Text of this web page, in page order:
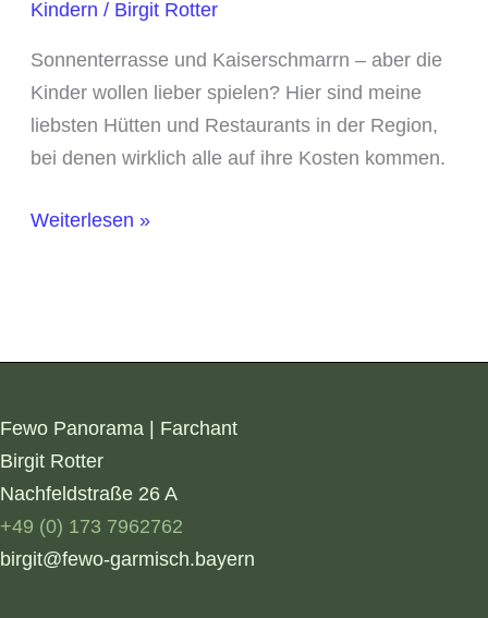
Kindern / Birgit Rotter
Sonnenterrasse und Kaiserschmarrn – aber die
Kinder wollen lieber spielen? Hier sind meine
liebsten Hütten und Restaurants in der Region,
bei denen wirklich alle auf ihre Kosten kommen.
Hütten
Partenkirchen
mit
Spielplatz
oder
Weiterlesen »
Fewo Panorama | Farchant
Birgit Rotter
Nachfeldstraße 26 A
+49 (0) 173 7962762
birgit@fewo-garmisch.bayern